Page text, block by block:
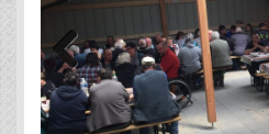
Previous